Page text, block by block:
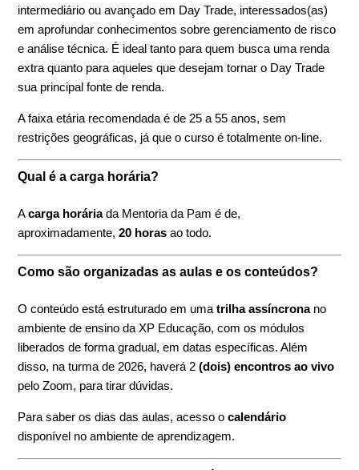
intermediário ou avançado em Day Trade, interessados(as)
em aprofundar conhecimentos sobre gerenciamento de risco
e análise técnica. É ideal tanto para quem busca uma renda
extra quanto para aqueles que desejam tornar o Day Trade
sua principal fonte de renda.
A faixa etária recomendada é de 25 a 55 anos, sem
restrições geográficas, já que o curso é totalmente on-line.
Qual é a carga horária?
Acarga horáriada Mentoria da Pam é de,
aproximadamente,20 horas ao todo.
Como são organizadas as aulas e os conteúdos?
O conteúdo está estruturado em uma trilha assíncronano
ambiente de ensino da XP Educação, com os módulos
liberados de forma gradual, em datas específicas. Além
disso, na turma de 2026, haverá 2 (dois) encontros ao vivo
pelo Zoom, para tirar dúvidas.
Para saber os dias das aulas, acesso o calendário
disponível no ambiente de aprendizagem.